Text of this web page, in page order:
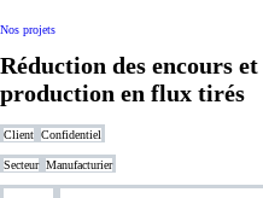
Nos projets
Réduction des encours
production en flux tirés
Client Confidentiel
Secteur Manufacturier